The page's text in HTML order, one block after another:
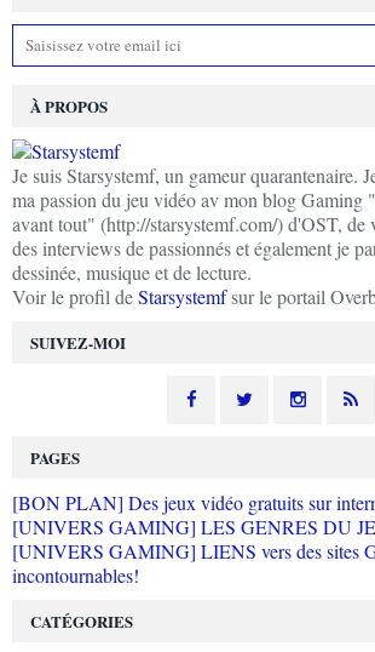
SUIVEZ-MOI
À PROPOS
Je suis Starsystemf, un gameur quarantenaire.
ma passion du jeu vidéo av mon blog Gaming
avant tout" (http://starsystemf.com/) d'OST, de
des interviews de passionnés et également je
dessinée, musique et de lecture.
Voir le profil deStarsystemfsur le portail
PAGES
[BON PLAN] Des jeux vidéo gratuits sur
[UNIVERS GAMING] LES GENRES DU
[UNIVERS GAMING] LIENS vers des sites
incontournables!
CATÉGORIES